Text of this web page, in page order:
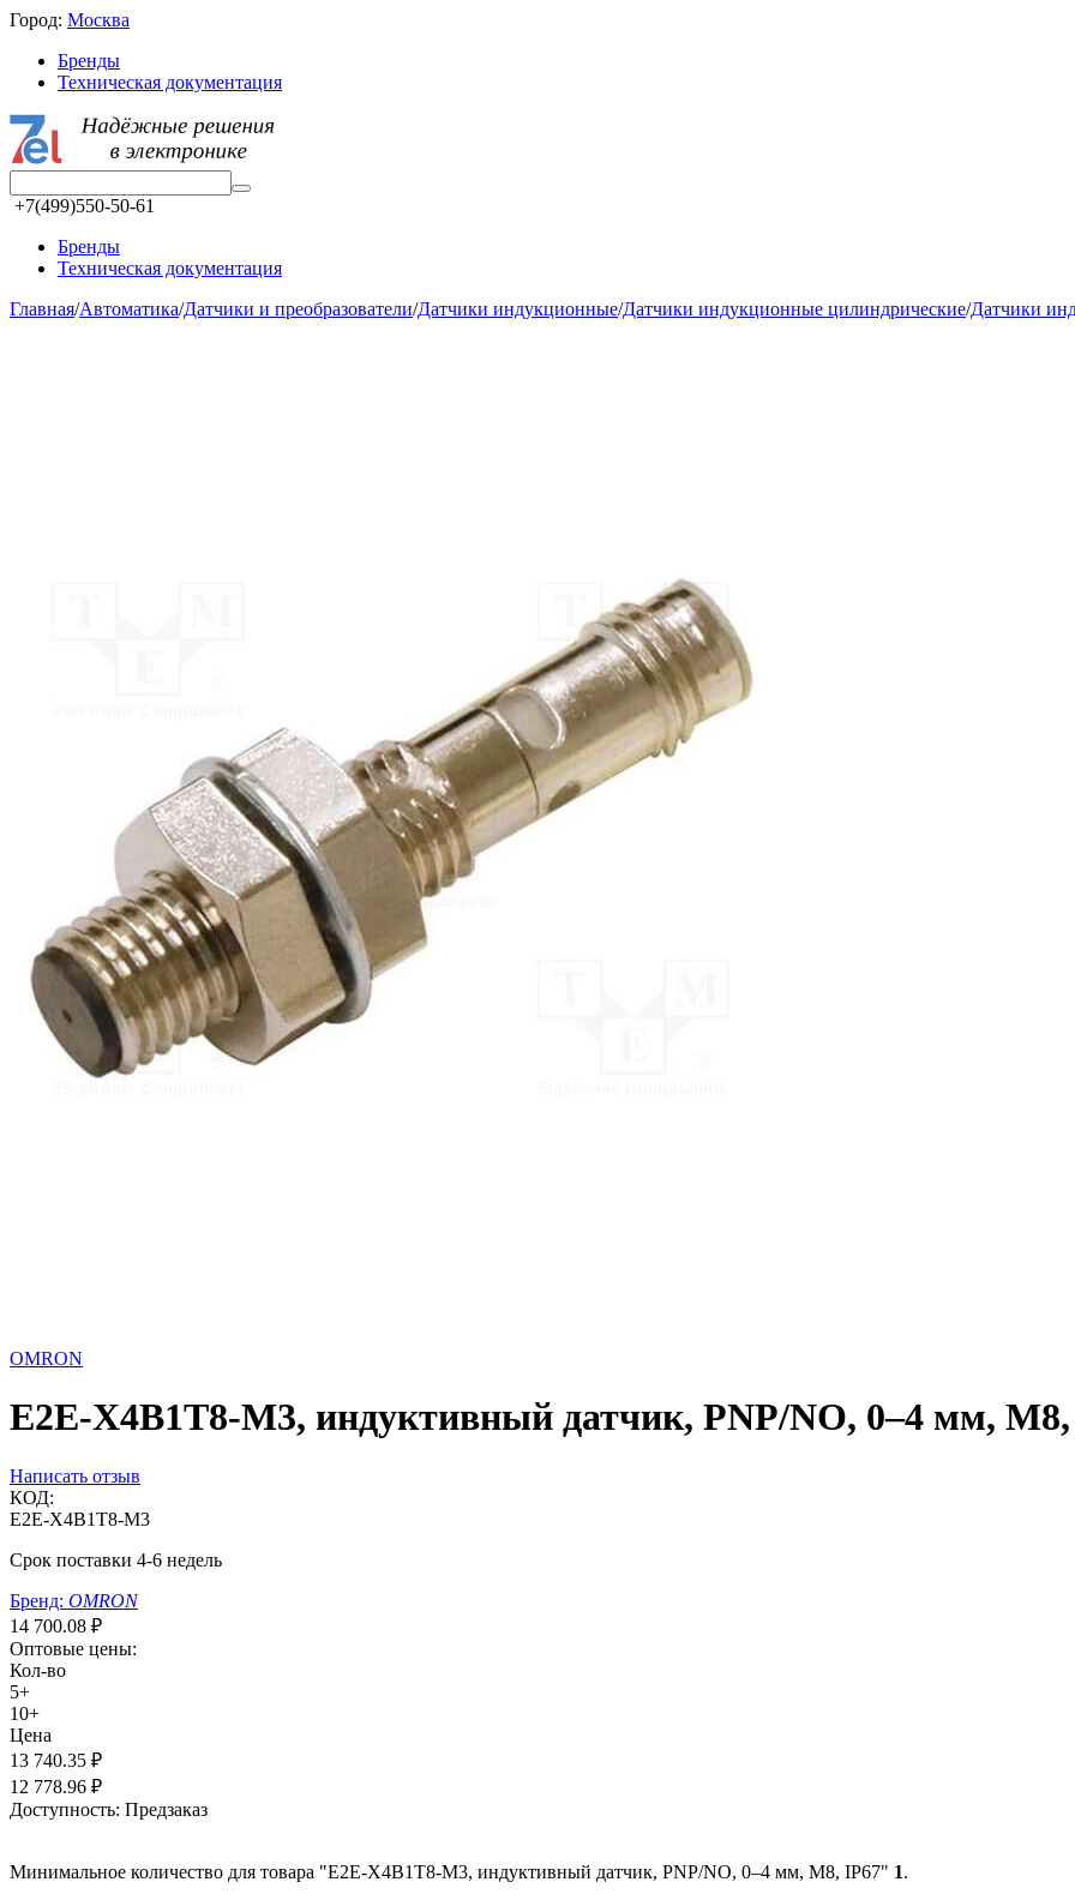
Город: Москва
Бренды
Техническая документация
+7(499)550-50-61
Бренды
Техническая документация
Главная/Автоматика/Датчики и преобразователи/Датчики индукционные/Датчики индукционные цилиндрические/Датчики
OMRON
E2E-X4B1T8-M3, индуктивный датчик, PNP/NO, 0–4 мм,
Написать отзыв
КОД:
E2E-X4B1T8-M3
Срок поставки 4-6 недель
Бренд: OMRON
14 700.08 ₽
Оптовые цены:
Кол-во
5+
10+
Цена
13 740.35 ₽
12 778.96 ₽
Доступность: Предзаказ
Минимальное количество для товара "E2E-X4B1T8-M3, индуктивный датчик, PNP/NO, 0–4 мм, М8, IP67" 1.